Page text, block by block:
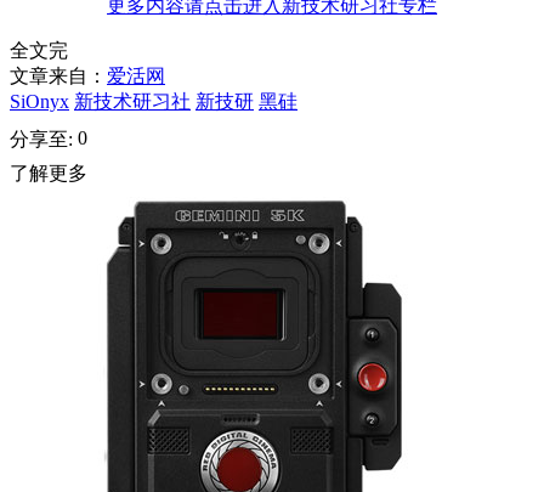
更多内容请点击进入新技术研习社专栏
全文完
文章来自： 爱活网
SiOnyx 新技术研习社 新技研 黑硅
分享至: 0
了解更多